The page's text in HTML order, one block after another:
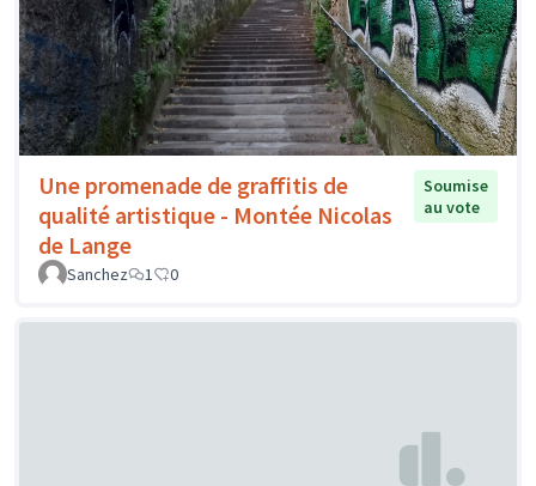
Une promenade de graffitis de
qualité artistique - Montée Nicolas
de Lange
Soumise
au vote
Sanchez 1 0